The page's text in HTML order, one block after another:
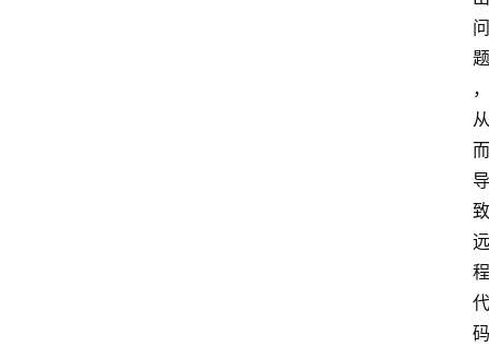
问
题
，
从
而
导
致
远
程
代
码